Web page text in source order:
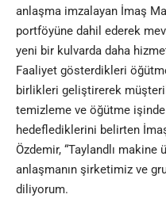
anlaşma imzalayan İmaş
portföyüne dahil ederek
yeni bir kulvarda daha
Faaliyet gösterdikleri
birlikleri geliştirerek
temizleme ve öğütme
hedeflediklerini belirten
Özdemir, “Taylandlı makine
anlaşmanın şirketimiz ve
diliyorum.